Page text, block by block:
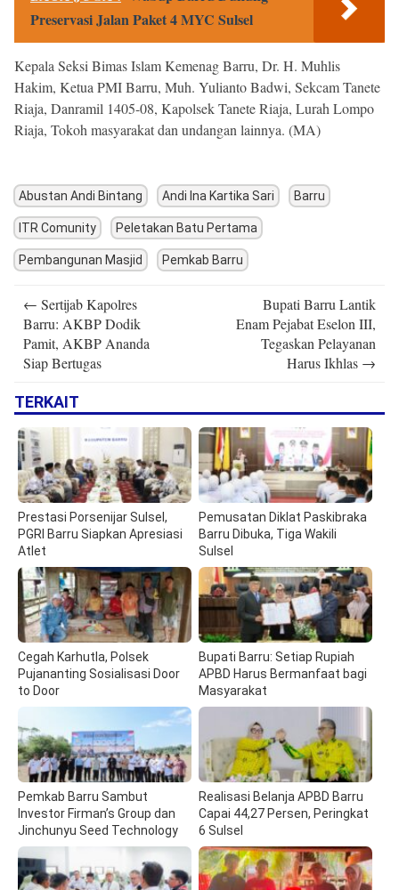
Preservasi Jalan Paket 4 MYC Sulsel
Kepala Seksi Bimas Islam Kemenag Barru, Dr. H. Muhlis
Hakim, Ketua PMI Barru, Muh. Yulianto Badwi, Sekcam Tanete
Riaja, Danramil 1405-08, Kapolsek Tanete Riaja, Lurah Lompo
Riaja, Tokoh masyarakat dan undangan lainnya. (MA)
Abustan Andi Bintang Andi Ina Kartika Sari Barru
ITR Comunity Peletakan Batu Pertama
Pembangunan Masjid Pemkab Barru
navigation
← Sertijab Kapolres
Barru: AKBP Dodik
Pamit, AKBP Ananda
Siap Bertugas
Bupati Barru Lantik
Enam Pejabat Eselon III,
Tegaskan Pelayanan
Harus Ikhlas →
TERKAIT
Prestasi Porsenijar Sulsel,
PGRI Barru Siapkan Apresiasi
Atlet
Pemusatan Diklat Paskibraka
Barru Dibuka, Tiga Wakili
Sulsel
Cegah Karhutla, Polsek
Pujananting Sosialisasi Door
to Door
Bupati Barru: Setiap Rupiah
APBD Harus Bermanfaat bagi
Masyarakat
Pemkab Barru Sambut
Investor Firman’s Group dan
Jinchunyu Seed Technology
Realisasi Belanja APBD Barru
Capai 44,27 Persen, Peringkat
6 Sulsel